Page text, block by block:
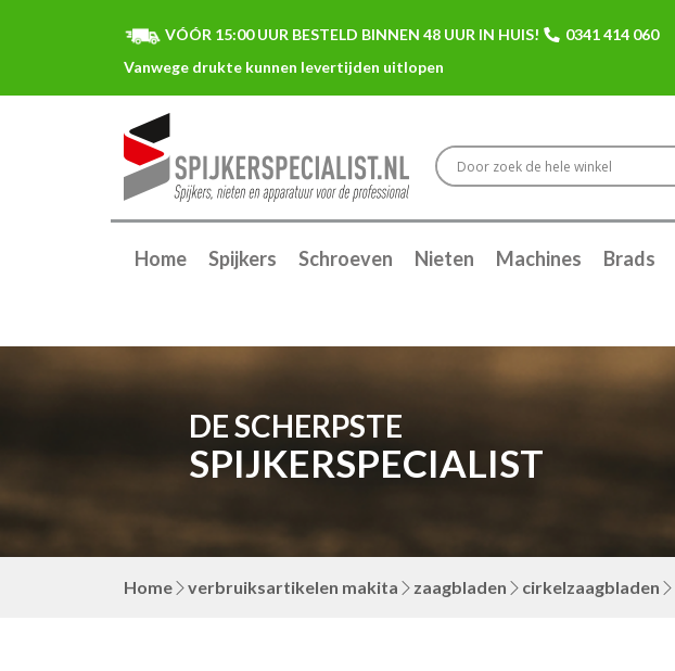
VÓÓR 15:00 UUR BESTELD BINNEN 48 UUR IN HUIS! 0341 414 060
Home Spijkers Schroeven Nieten Machines Brads
DE SCHERPSTE
SPIJKERSPECIALIST
Home verbruiksartikelen makita zaagbladen cirkelzaagbladen